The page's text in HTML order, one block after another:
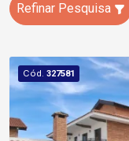
Refinar Pesquisa
Cód. 327581